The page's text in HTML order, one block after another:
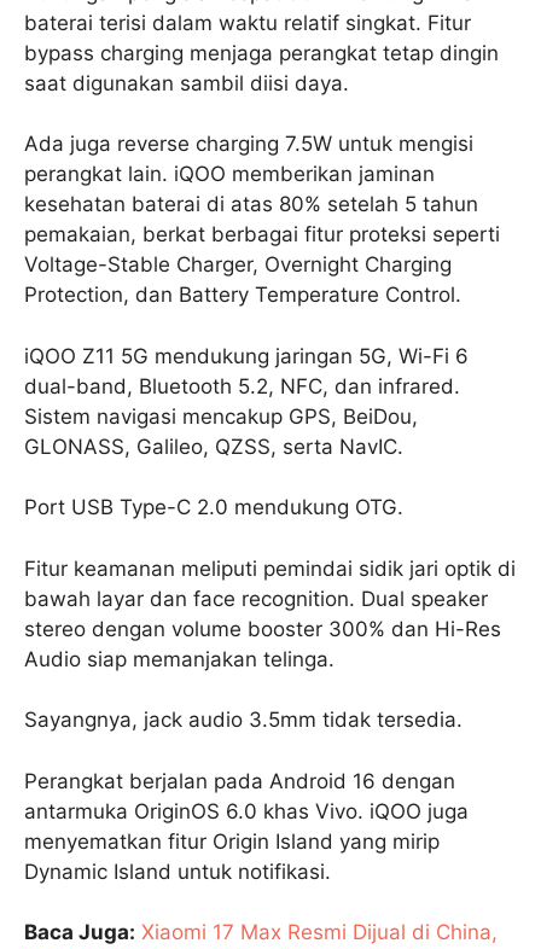
baterai terisi dalam waktu relatif singkat. Fitur
bypass charging menjaga perangkat tetap dingin
saat digunakan sambil diisi daya.
Ada juga reverse charging 7.5W untuk mengisi
perangkat lain. iQOO memberikan jaminan
kesehatan baterai di atas 80% setelah 5 tahun
pemakaian, berkat berbagai fitur proteksi seperti
Voltage-Stable Charger, Overnight Charging
Protection, dan Battery Temperature Control.
iQOO Z11 5G mendukung jaringan 5G, Wi-Fi 6
dual-band, Bluetooth 5.2, NFC, dan infrared.
Sistem navigasi mencakup GPS, BeiDou,
GLONASS, Galileo, QZSS, serta NavIC.
Port USB Type-C 2.0 mendukung OTG.
Fitur keamanan meliputi pemindai sidik jari optik di
bawah layar dan face recognition. Dual speaker
stereo dengan volume booster 300% dan Hi-Res
Audio siap memanjakan telinga.
Sayangnya, jack audio 3.5mm tidak tersedia.
Perangkat berjalan pada Android 16 dengan
antarmuka OriginOS 6.0 khas Vivo. iQOO juga
menyematkan fitur Origin Island yang mirip
Dynamic Island untuk notifikasi.
Baca Juga: Xiaomi 17 Max Resmi Dijual di China,